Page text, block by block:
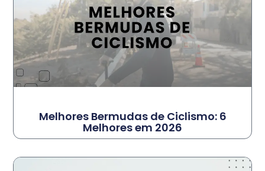
Melhores Bermudas de Ciclismo: 6
Melhores em 2026